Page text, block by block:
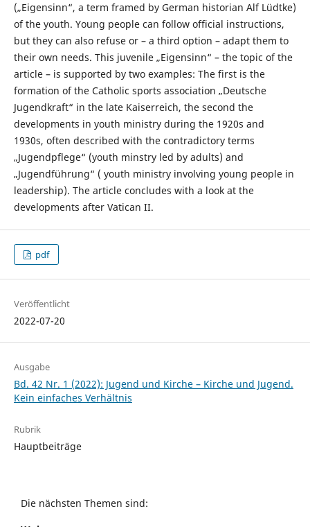
(„Eigensinn“, a term framed by German historian Alf Lüdtke)
of the youth. Young people can follow official instructions,
but they can also refuse or – a third option – adapt them to
their own needs. This juvenile „Eigensinn“ – the topic of the
article – is supported by two examples: The first is the
formation of the Catholic sports association „Deutsche
Jugendkraft“ in the late Kaiserreich, the second the
developments in youth ministry during the 1920s and
1930s, often described with the contradictory terms
„Jugendpflege“ (youth minstry led by adults) and
„Jugendführung“ ( youth ministry involving young people in
leadership). The article concludes with a look at the
developments after Vatican II.
pdf
Veröffentlicht
2022-07-20
Ausgabe
Bd. 42 Nr. 1 (2022): Jugend und Kirche – Kirche und Jugend.
Kein einfaches Verhältnis
Rubrik
Hauptbeiträge
Die nächsten Themen sind: